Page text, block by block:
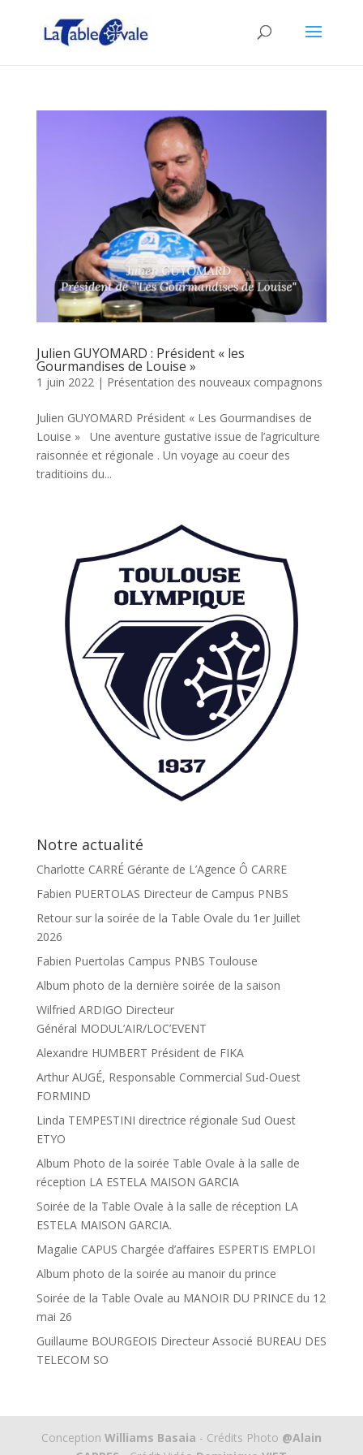
Julien GUYOMARD : Président « les
Gourmandises de Louise »
1 juin 2022 | Présentation des nouveaux compagnons
Julien GUYOMARD Président « Les Gourmandises de
Louise » Une aventure gustative issue de l’agriculture
raisonnée et régionale . Un voyage au coeur des
traditioins du...
Notre actualité
Charlotte CARRÉ Gérante de L’Agence Ô CARRE
Fabien PUERTOLAS Directeur de Campus PNBS
Retour sur la soirée de la Table Ovale du 1er Juillet
2026
Fabien Puertolas Campus PNBS Toulouse
Album photo de la dernière soirée de la saison
Wilfried ARDIGO Directeur
Général MODUL’AIR/LOC’EVENT
Alexandre HUMBERT Président de FIKA
Arthur AUGÉ, Responsable Commercial Sud-Ouest
FORMIND
Linda TEMPESTINI directrice régionale Sud Ouest
ETYO
Album Photo de la soirée Table Ovale à la salle de
réception LA ESTELA MAISON GARCIA
Soirée de la Table Ovale à la salle de réception LA
ESTELA MAISON GARCIA.
Magalie CAPUS Chargée d’affaires ESPERTIS EMPLOI
Album photo de la soirée au manoir du prince
Soirée de la Table Ovale au MANOIR DU PRINCE du 12
mai 26
Guillaume BOURGEOIS Directeur Associé BUREAU DES
TELECOM SO
Conception Williams Basaia - Crédits Photo @Alain